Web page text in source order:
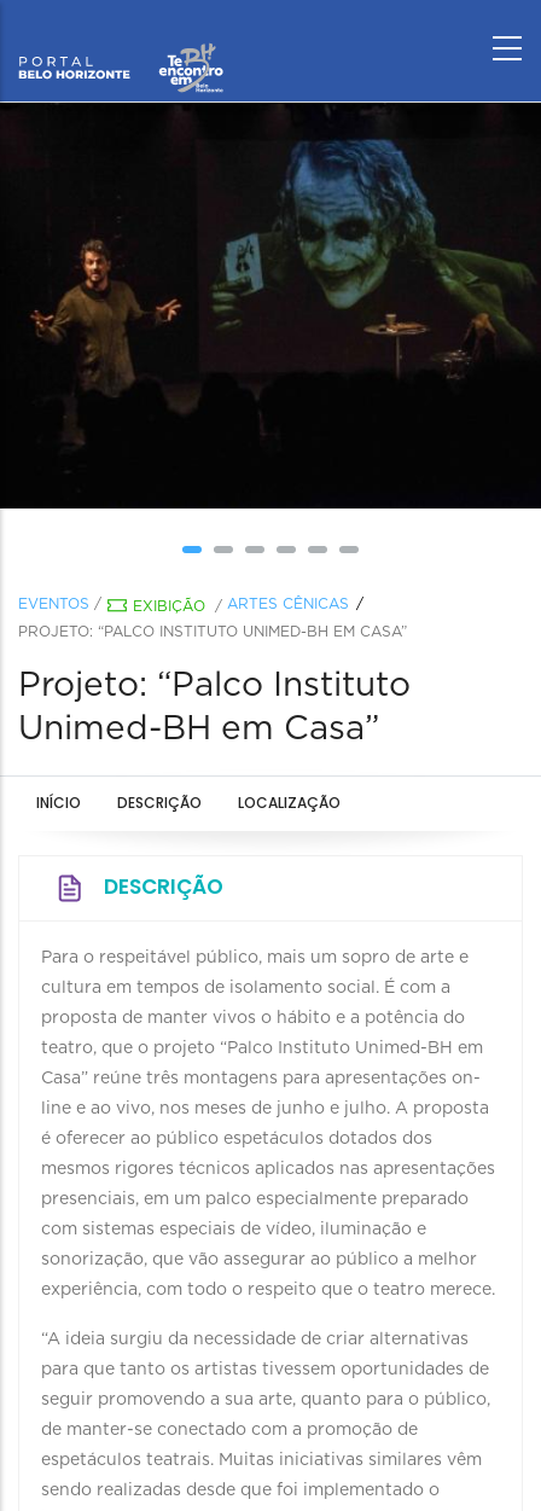
EVENTOS / EXIBIÇÃO / ARTES CÊNICAS
PROJETO: “PALCO INSTITUTO UNIMED-BH EM CASA”
Projeto: “Palco Instituto
Unimed-BH em Casa”
INÍCIO DESCRIÇÃO LOCALIZAÇÃO
DESCRIÇÃO
Para o respeitável público, mais um sopro de arte e
cultura em tempos de isolamento social. É com a
proposta de manter vivos o hábito e a potência do
teatro, que o projeto “Palco Instituto Unimed-BH em
Casa” reúne três montagens para apresentações on-
line e ao vivo, nos meses de junho e julho. A proposta
é oferecer ao público espetáculos dotados dos
mesmos rigores técnicos aplicados nas apresentações
presenciais, em um palco especialmente preparado
com sistemas especiais de vídeo, iluminação e
sonorização, que vão assegurar ao público a melhor
experiência, com todo o respeito que o teatro merece.
“A ideia surgiu da necessidade de criar alternativas
para que tanto os artistas tivessem oportunidades de
seguir promovendo a sua arte, quanto para o público,
de manter-se conectado com a promoção de
espetáculos teatrais. Muitas iniciativas similares vêm
sendo realizadas desde que foi implementado o